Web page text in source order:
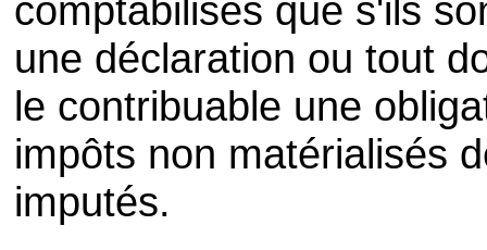
comptabilisés que s'ils
une déclaration ou tout
le contribuable une
impôts non matérialisés
imputés.